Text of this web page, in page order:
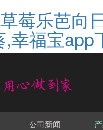
莓乐芭向
幸福宝app
公司新闻